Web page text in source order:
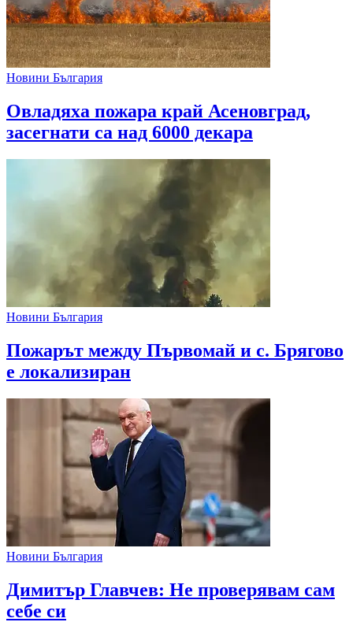
Новини България
Овладяха пожара край Асеновград,
засегнати са над 6000 декара
Новини България
Пожарът между Първомай и с. Брягово
е локализиран
Новини България
Димитър Главчев: Не проверявам сам
себе си